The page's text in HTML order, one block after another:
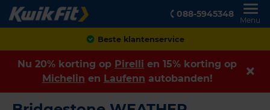
088-5945348
Menu
Achteraf betalen
Nu 20% korting op Pirelli en 15% korting op
Michelin en Laufenn autobanden!